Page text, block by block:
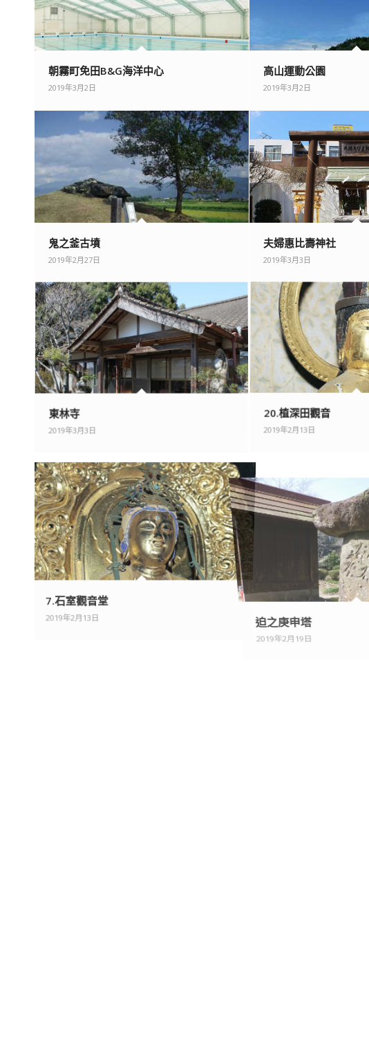
朝霧町免田B&G海洋中心
2019年3月2日
高山運動公園
2019年3月2日
鬼之釜古墳
2019年2月27日
夫婦惠比壽神社
2019年3月3日
東林寺
2019年3月3日
20.植深田觀音
2019年2月13日
2019年2月13日
迫之庚申塔
2019年2月19日